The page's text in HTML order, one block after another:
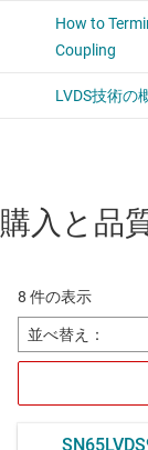
購入と品